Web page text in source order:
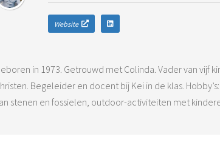
Website
in 1973. Getrouwd met Colinda. Vader van vijf
Begeleider en docent bij Kei in de klas.
stenen en fossielen, outdoor-activiteiten met